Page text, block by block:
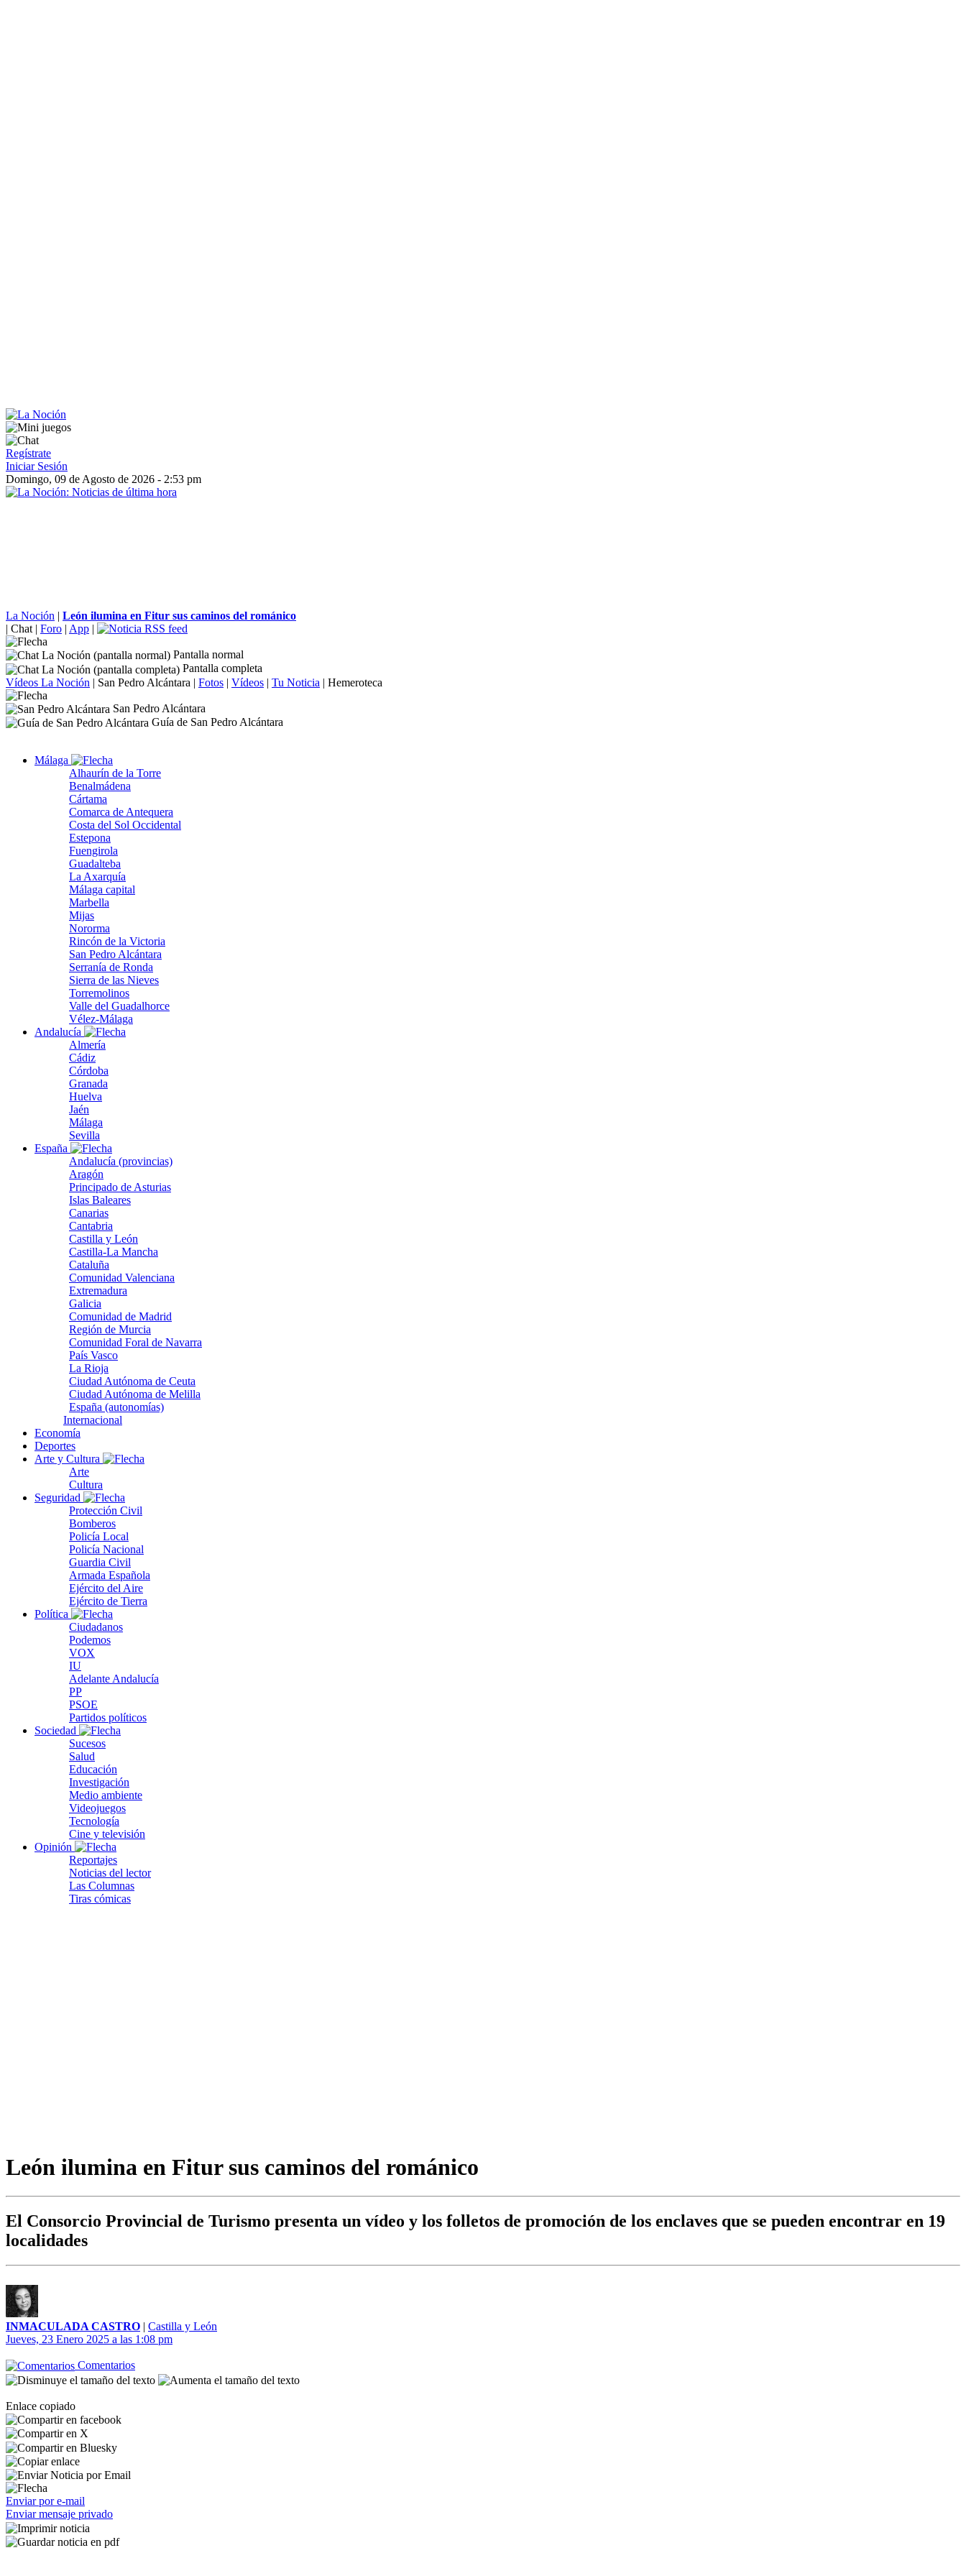
Regístrate
Iniciar Sesión
Domingo, 09 de Agosto de 2026 - 2:53 pm
La Noción | León ilumina en Fitur sus caminos del románico
| Chat | Foro | App |
Pantalla normal
Pantalla completa
Vídeos La Noción | San Pedro Alcántara | Fotos | Vídeos | Tu Noticia | Hemeroteca
San Pedro Alcántara
Guía de San Pedro Alcántara
Málaga
Alhaurín de la Torre
Benalmádena
Cártama
Comarca de Antequera
Costa del Sol Occidental
Estepona
Fuengirola
Guadalteba
La Axarquía
Málaga capital
Marbella
Mijas
Nororma
Rincón de la Victoria
San Pedro Alcántara
Serranía de Ronda
Sierra de las Nieves
Torremolinos
Valle del Guadalhorce
Vélez-Málaga
Andalucía
Almería
Cádiz
Córdoba
Granada
Huelva
Jaén
Málaga
Sevilla
España
Andalucía (provincias)
Aragón
Principado de Asturias
Islas Baleares
Canarias
Cantabria
Castilla y León
Castilla-La Mancha
Cataluña
Comunidad Valenciana
Extremadura
Galicia
Comunidad de Madrid
Región de Murcia
Comunidad Foral de Navarra
País Vasco
La Rioja
Ciudad Autónoma de Ceuta
Ciudad Autónoma de Melilla
España (autonomías)
Internacional
Economía
Deportes
Arte y Cultura
Arte
Cultura
Seguridad
Protección Civil
Bomberos
Policía Local
Policía Nacional
Guardia Civil
Armada Española
Ejército del Aire
Ejército de Tierra
Política
Ciudadanos
Podemos
VOX
IU
Adelante Andalucía
PP
PSOE
Partidos políticos
Sociedad
Sucesos
Salud
Educación
Investigación
Medio ambiente
Videojuegos
Tecnología
Cine y televisión
Opinión
Reportajes
Noticias del lector
Las Columnas
Tiras cómicas
León ilumina en Fitur sus caminos del románico
El Consorcio Provincial de Turismo presenta un vídeo y los folletos de promoción de los enclaves que se pueden encontrar en 19
localidades
INMACULADA CASTRO | Castilla y León
Jueves, 23 Enero 2025 a las 1:08 pm
Comentarios
Enlace copiado
Enviar por e-mail
Enviar mensaje privado